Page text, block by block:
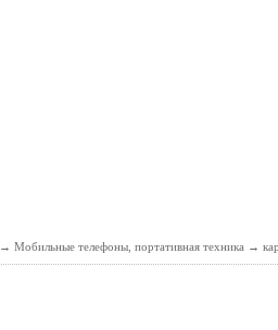
→ Мобильные телефоны, портативная техника →